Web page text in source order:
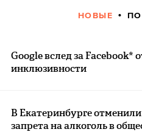
НОВЫЕ
Google вслед за Facebook*
инклюзивности
В Екатеринбурге отменили
запрета на алкоголь в